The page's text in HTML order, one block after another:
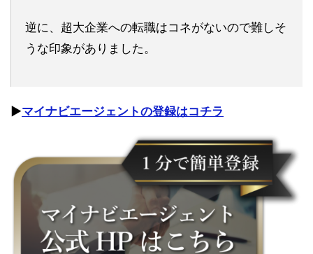
逆に、超大企業への転職はコネがないので難しそ
うな印象がありました。
▶︎マイナビエージェントの登録はコチラ